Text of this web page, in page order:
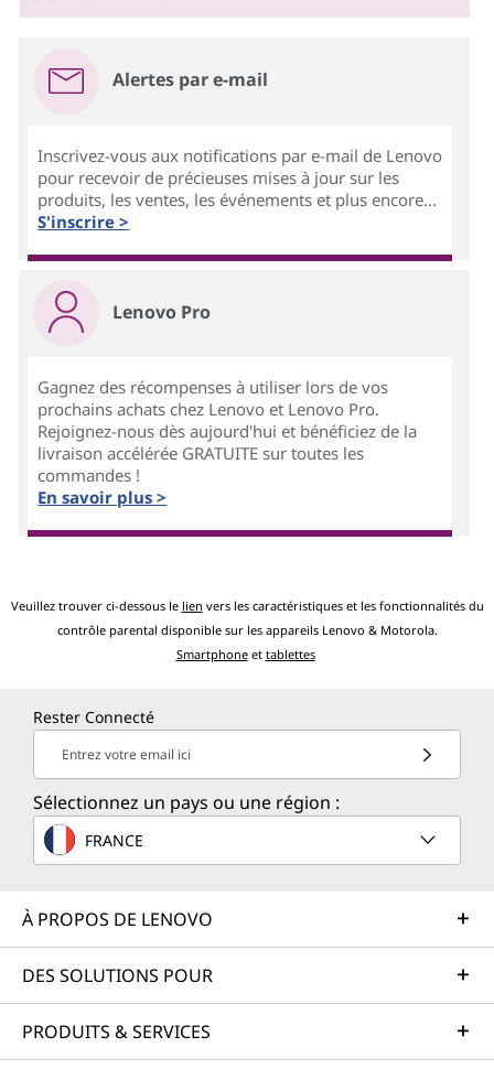
Alertes par e-mail
Inscrivez-vous aux notifications par e-mail de Lenovo
pour recevoir de précieuses mises à jour sur les
produits, les ventes, les événements et plus encore...
S'inscrire >
Lenovo Pro
Gagnez des récompenses à utiliser lors de vos
prochains achats chez Lenovo et Lenovo Pro.
Rejoignez-nous dès aujourd'hui et bénéficiez de la
livraison accélérée GRATUITE sur toutes les
commandes !
En savoir plus >
Veuillez trouver ci-dessous le lien vers les caractéristiques et les fonctionnalités du
contrôle parental disponible sur les appareils Lenovo & Motorola.
Smartphoneet tablettes
Rester Connecté
Entrez votre email ici
Sélectionnez un pays ou une région :
FRANCE
À PROPOS DE LENOVO
DES SOLUTIONS POUR
PRODUITS & SERVICES